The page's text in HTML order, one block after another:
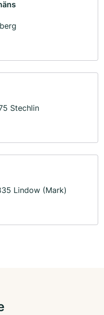
Stechlin
Lindow (Mark)